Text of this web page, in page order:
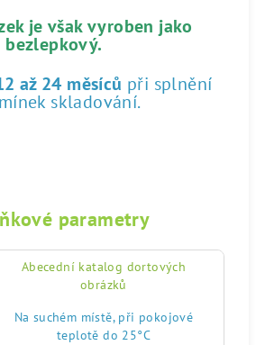
je však vyroben jako
bezlepkový.
až 24 měsíců při splnění
skladování.
parametry
Abecední katalog dortových
obrázků
Na suchém místě, při pokojové
teplotě do 25°C